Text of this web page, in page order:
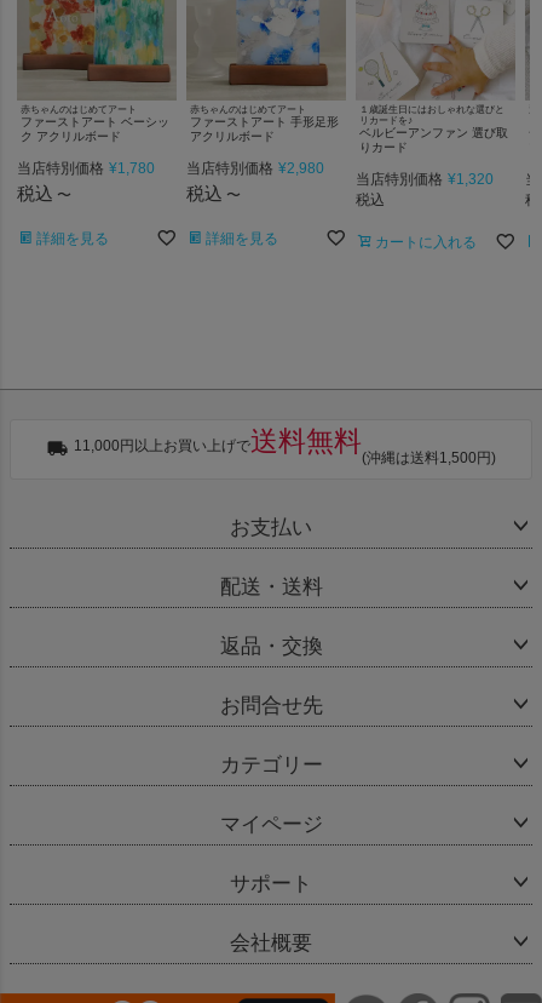
赤ちゃんのはじめてアート
ファーストアート ベーシッ
ク アクリルボード
当店特別価格 ¥1,780
税込 〜
詳細を見る
赤ちゃんのはじめてアート
ファーストアート 手形足形
アクリルボード
当店特別価格 ¥2,980
税込 〜
詳細を見る
１歳誕生日にはおしゃれな選びと
リカードを♪
ベルビーアンファン 選び取
りカード
当店特別価格 ¥1,320
税込
カートに入れる
税
11,000円以上お買い上げで送料無料
(沖縄は送料1,500円)
お支払い
配送・送料
返品・交換
お問合せ先
カテゴリー
マイページ
サポート
会社概要